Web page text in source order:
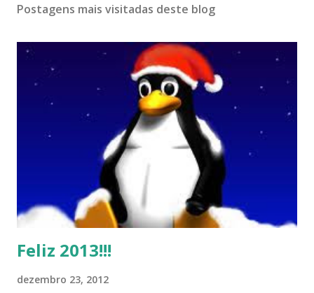
Postagens mais visitadas deste blog
Feliz 2013!!!
dezembro 23, 2012